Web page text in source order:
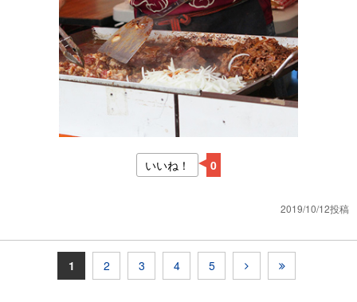
いいね！ 0
2019/10/12投稿
1 2 3 4 5